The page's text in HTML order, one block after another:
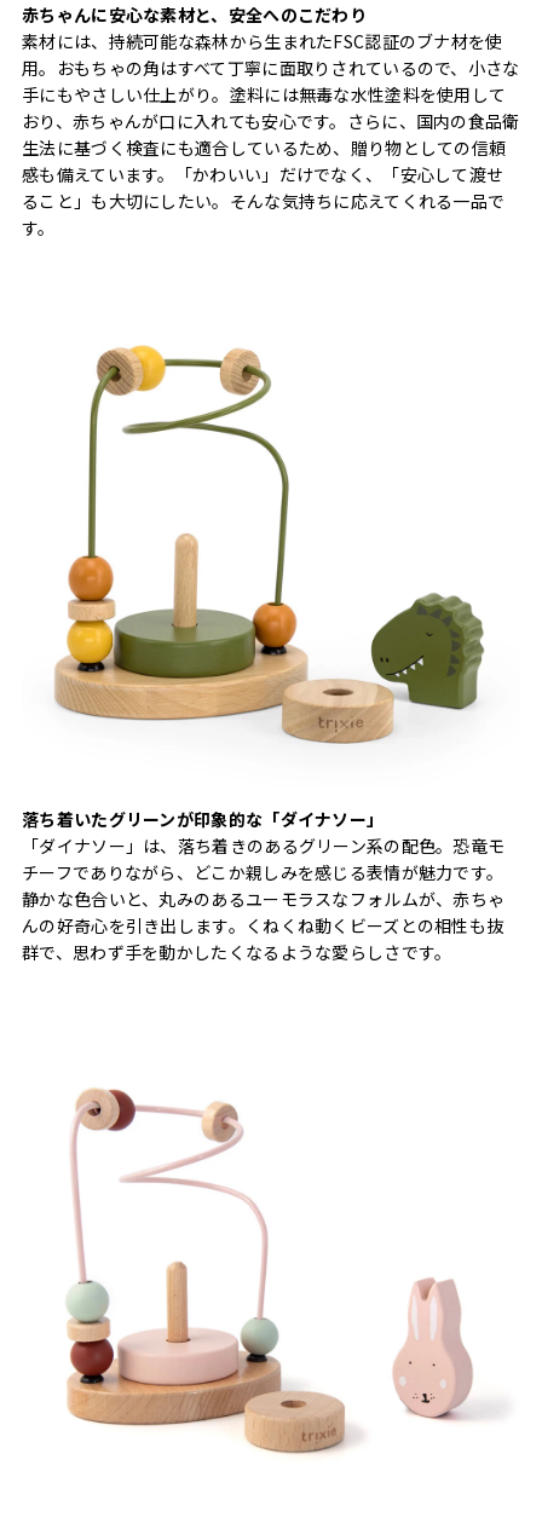
赤ちゃんに安心な素材と、安全へのこだわり
素材には、持続可能な森林から生まれたFSC認証のブナ材を使
用。おもちゃの角はすべて丁寧に面取りされているので、小さな
手にもやさしい仕上がり。塗料には無毒な水性塗料を使用して
おり、赤ちゃんが口に入れても安心です。さらに、国内の食品衛
生法に基づく検査にも適合しているため、贈り物としての信頼
感も備えています。「かわいい」だけでなく、「安心して渡せ
ること」も大切にしたい。そんな気持ちに応えてくれる一品で
す。
落ち着いたグリーンが印象的な「ダイナソー」
「ダイナソー」は、落ち着きのあるグリーン系の配色。恐竜モ
チーフでありながら、どこか親しみを感じる表情が魅力です。
静かな色合いと、丸みのあるユーモラスなフォルムが、赤ちゃ
んの好奇心を引き出します。くねくね動くビーズとの相性も抜
群で、思わず手を動かしたくなるような愛らしさです。